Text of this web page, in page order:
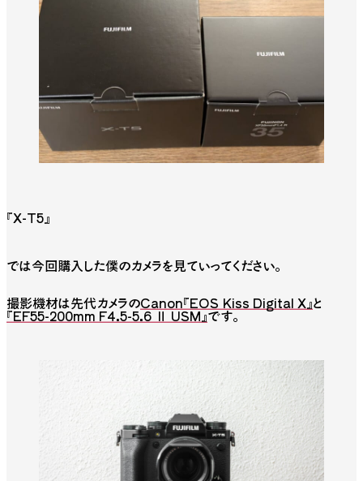
『X-T5』
では今回購入した僕のカメラを見ていってください。
撮影機材は先代カメラのCanon『EOS Kiss Digital X』と
『EF55-200mm F4.5-5.6 Ⅱ USM』です。